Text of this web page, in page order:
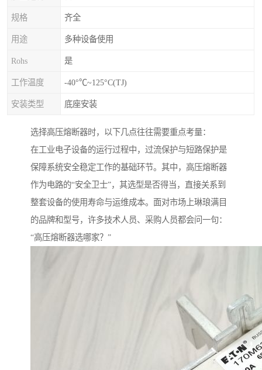
规格 齐全
用途 多种设备使用
Rohs 是
工作温度 -40°℃~125°C(TJ)
安装类型 底座安装
选择高压熔断器时，以下几点往往需要重点考量：
在工业电子设备的运行过程中，过流保护与短路保护是
保障系统安全稳定工作的基础环节。其中，高压熔断器
作为电路的“安全卫士”，其选型是否得当，直接关系到
整套设备的使用寿命与运维成本。面对市场上琳琅满目
的品牌和型号，许多技术人员、采购人员都会问一句：
“高压熔断器选哪家？”